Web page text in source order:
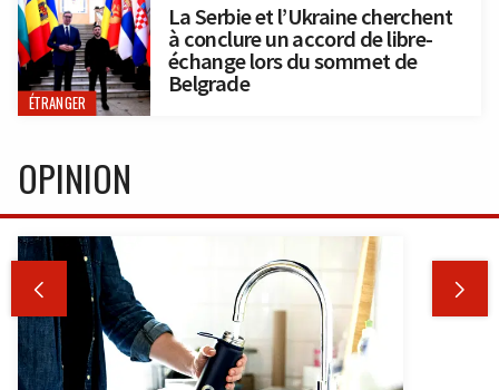
ÉTRANGER
La Serbie et l’Ukraine cherchent
à conclure un accord de libre-
échange lors du sommet de
Belgrade
OPINION
 